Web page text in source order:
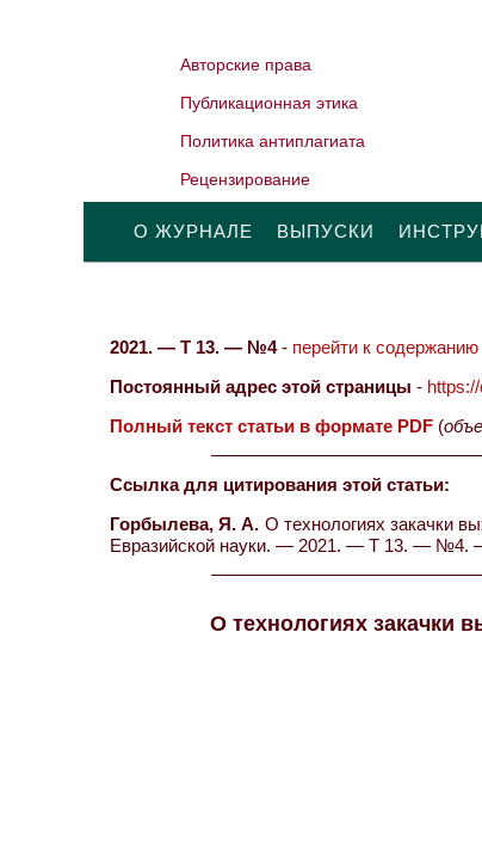
Авторские права
Публикационная этика
Политика антиплагиата
Рецензирование
О ЖУРНАЛЕ ВЫПУСКИ
2021. — Т 13. — №4- перейти к
Постоянный адрес этой страницы -
Полный текст статьи в формате PDF (
Ссылка для цитирования этой статьи:
Горбылева, Я. А. О технологиях закачки
Евразийской науки. — 2021. — Т 13. — №4. —
О технологиях закачки